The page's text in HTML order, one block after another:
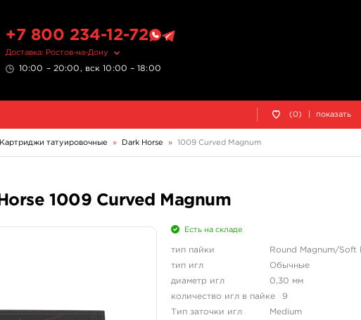
+7 800 234-12-72
Доставка: Ростов-на-Дону
10:00 – 20:00, вск 10:00 – 18:00
(0) показать
Картриджи татуировочные » Dark Horse » 1009 Curved Magnum
1009 Curved Magnum
Есть на складе
тип пайки
Round Magnum/Soft
тип игл
Обычные
диаметр игл
0,30 мм
количество игл в пайке
9
Тип заточки игл
Medium